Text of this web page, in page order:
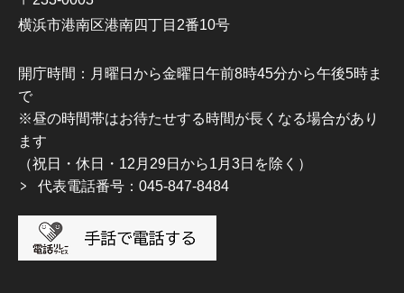
横浜市港南区港南四丁目2番10号
開庁時間：月曜日から金曜日午前8時45分から午後5時ま
で
※昼の時間帯はお待たせする時間が長くなる場合があり
ます
（祝日・休日・12月29日から1月3日を除く）
代表電話番号：045-847-8484